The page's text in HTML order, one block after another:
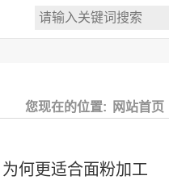
您现在的位置: 网站首页
何更适合面粉加工